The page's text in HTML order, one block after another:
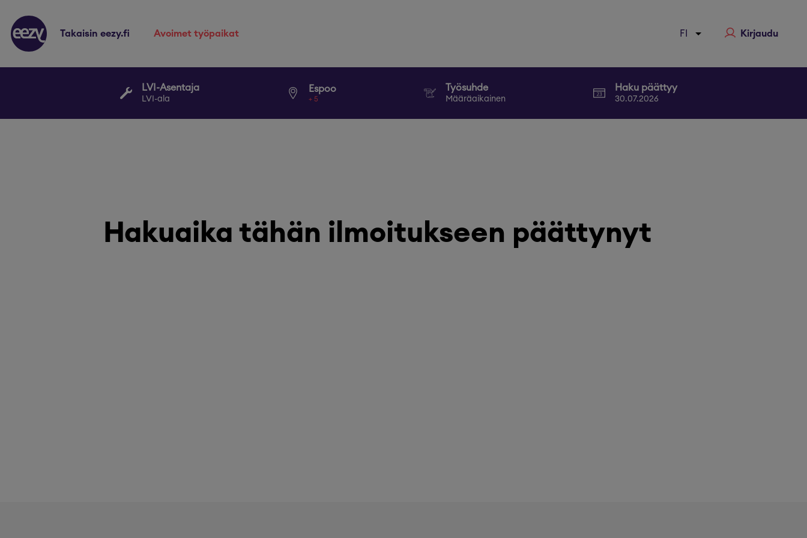
takaisin eezy.fi avoimet työpaikat Kirjaudu
LVI-Asentaja
LVI-ala
Espoo
+ 5
Työsuhde
Määräaikainen
Haku päättyy
30.07.2026
Hakuaika tähän ilmoitukseen päättynyt